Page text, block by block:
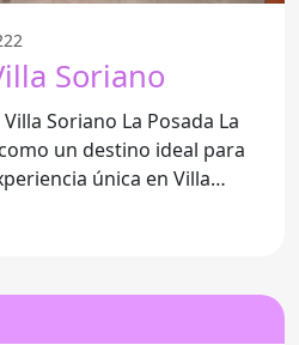
Soriano
La Posada La
un destino ideal para
única en Villa